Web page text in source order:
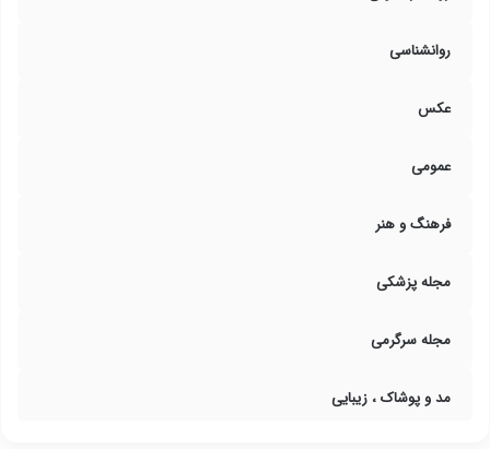
روانشناسی
عکس
عمومی
فرهنگ و هنر
مجله پزشکی
مجله سرگرمی
مد و پوشاک ، زیبایی